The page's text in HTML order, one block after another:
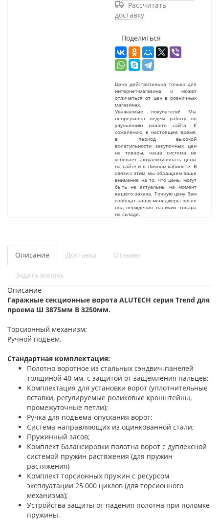
Рассчитать
доставку
Поделиться
Цена действительна только для
интернет-магазина и может
отличаться от цен в розничных
магазинах.
Уважаемые покупатели! Мы
непрерывно ведем работу по
улучшению нашего сайта. К
сожалению, в настоящее время,
в период высокой
волатильности закупочных цен
на товары, наша система не
успевает актуализировать цены
на сайте и в Личном кабинете. В
связи с этим, мы обращаем ваше
внимание на то, что цены могут
быть не актуальны на момент
вашего заказа. Точную цену Вам
сообщат наши менеджеры после
подтверждения наличия товара
на складе.
Описание Доставка Отзывы
Задать вопрос
Описание
Гаражные секционные ворота ALUTECH серия Trend для
проема Ш 3875мм В 3250мм.
Торсионный механизм;
Ручной подъем.
Стандартная комплектация:
Полотно воротное из стальных сэндвич-панелей
толщиной 40 мм. с защитой от защемления пальцев;
Комплектация для установки ворот (уплотнительные
вставки, регулируемые роликовые кронштейны,
промежуточные петли);
Ручка для подъема-опускания ворот;
Система направляющих из оцинкованной стали;
Пружинный засов;
Комплект балансировки полотна ворот с дуплексной
системой пружин растяжения (для пружин
растяжения)
Комплект торсионных пружин с ресурсом
эксплуатации 25 000 циклов (для торсионного
механизма);
Устройства защиты от падения полотна при поломке
пружины.